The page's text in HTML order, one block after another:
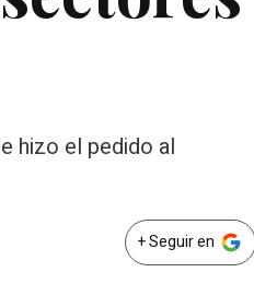
hizo el pedido al
+ Seguir en